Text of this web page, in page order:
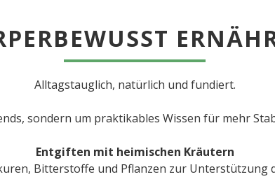
Alltagstauglich, natürlich und fundiert.
sondern um praktikables Wissen für mehr
Entgiften mit heimischen Kräutern
Bitterstoffe und Pflanzen zur Unterstützung